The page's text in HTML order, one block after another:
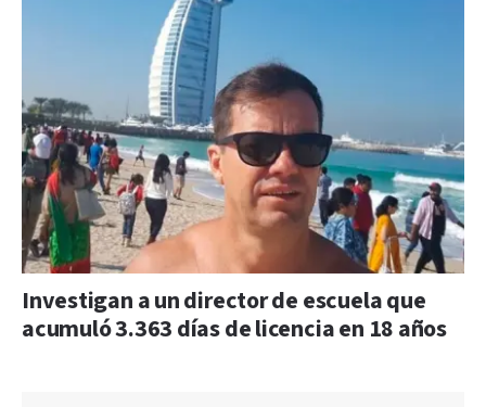
Investigan a un director de escuela que
acumuló 3.363 días de licencia en 18 años